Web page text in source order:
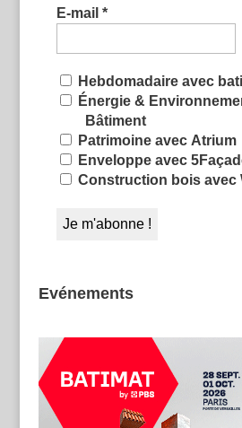
E-mail *
Hebdomadaire avec
Énergie &
Bâtiment
Patrimoine avec Atrium
Enveloppe avec
Construction bois avec
Evénements